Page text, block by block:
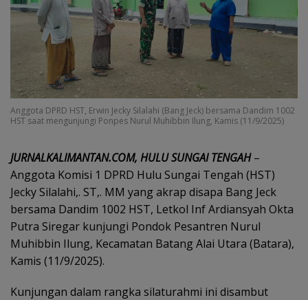
Anggota DPRD HST, Erwin Jecky Silalahi (Bang Jeck) bersama Dandim 1002
HST saat mengunjungi Ponpes Nurul Muhibbin Ilung, Kamis (11/9/2025)
JURNALKALIMANTAN.COM, HULU SUNGAI TENGAH–
Anggota Komisi 1 DPRD Hulu Sungai Tengah (HST)
Jecky Silalahi,. ST,. MM yang akrap disapa Bang Jeck
bersama Dandim 1002 HST, Letkol Inf Ardiansyah Okta
Putra Siregar kunjungi Pondok Pesantren Nurul
Muhibbin Ilung, Kecamatan Batang Alai Utara (Batara),
Kamis (11/9/2025).
Kunjungan dalam rangka silaturahmi ini disambut